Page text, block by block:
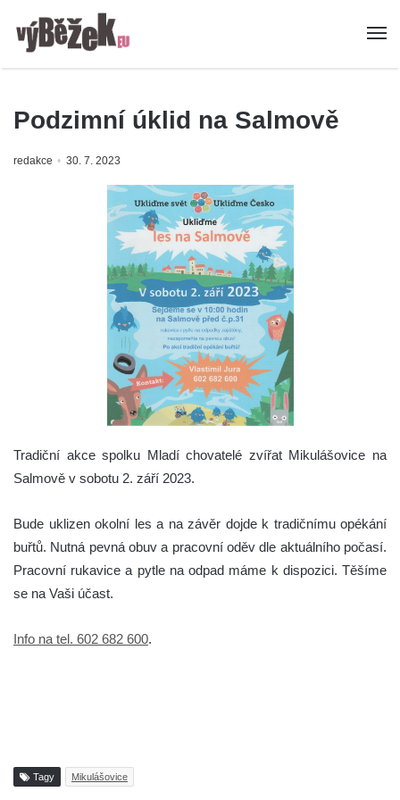
Podzimní úklid na Salmově
redakce 30. 7. 2023
Tradiční akce spolku Mladí chovatelé zvířat Mikulášovice na
Salmově v sobotu 2. září 2023.
Bude uklizen okolní les a na závěr dojde k tradičnímu opékání
buřtů. Nutná pevná obuv a pracovní oděv dle aktuálního počasí.
Pracovní rukavice a pytle na odpad máme k dispozici. Těšíme
se na Vaši účast.
Info na tel. 602 682 600.
Tagy Mikulášovice